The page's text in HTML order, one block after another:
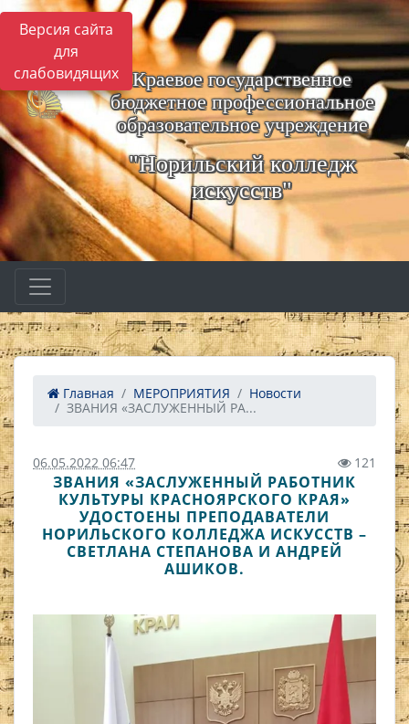
Версия сайта
для
слабовидящих
Краевое государственное
бюджетное профессиональное
образовательное учреждение
"Норильский колледж
искусств"
Главная МЕРОПРИЯТИЯ
Новости
ЗВАНИЯ «ЗАСЛУЖЕННЫЙ РА...
06.05.2022 06:47 121
ЗВАНИЯ «ЗАСЛУЖЕННЫЙ РАБОТНИК
КУЛЬТУРЫ КРАСНОЯРСКОГО КРАЯ»
УДОСТОЕНЫ ПРЕПОДАВАТЕЛИ
НОРИЛЬСКОГО КОЛЛЕДЖА ИСКУССТВ –
СВЕТЛАНА СТЕПАНОВА И АНДРЕЙ
АШИКОВ.